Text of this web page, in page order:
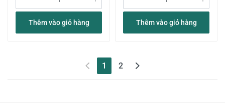
Thêm vào giỏ hàng Thêm vào giỏ hàng
1 (current)
2